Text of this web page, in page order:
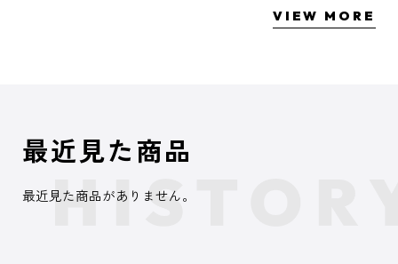
VIEW MORE
最近見た商品
最近見た商品がありません。